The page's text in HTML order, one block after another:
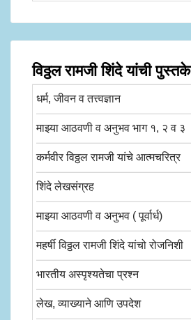
विठ्ठल रामजी शिंदे यांची पुस्तके
धर्म, जीवन व तत्त्वज्ञान
माझ्या आठवणी व अनुभव भाग १, २ व ३
कर्मवीर विठ्ठल रामजी यांचे आत्मचरित्र
शिंदे लेखसंग्रह
माझ्या आठवणी व अनुभव ( पूर्वार्ध)
महर्षी विठ्ठल रामजी शिंदे यांचो रोजनिशी
भारतीय अस्पृश्यतेचा प्रश्न
लेख, व्याख्याने आणि उपदेश